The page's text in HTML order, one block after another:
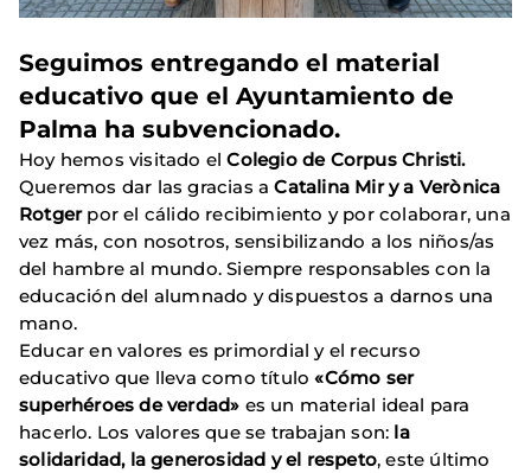
Seguimos entregando el material
educativo que el Ayuntamiento de
Palma ha subvencionado.
Hoy hemos visitado elColegio de Corpus Christi.
Queremos dar las gracias aCatalina Mir y a Verònica
Rotgerpor el cálido recibimiento y por colaborar, una
vez más, con nosotros, sensibilizando a los niños/as
del hambre al mundo. Siempre responsables con la
educación del alumnado y dispuestos a darnos una
mano.
Educar en valores es primordial y el recurso
educativo que lleva como título«Cómo ser
superhéroes de verdad» es un material ideal para
hacerlo. Los valores que se trabajan son: la
solidaridad, la generosidad y el respeto, este último